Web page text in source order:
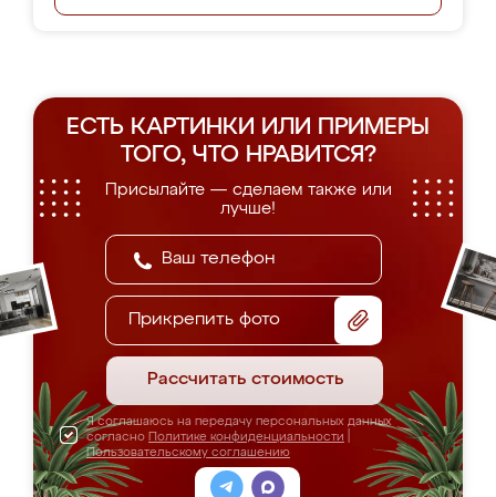
ЕСТЬ КАРТИНКИ ИЛИ ПРИМЕРЫ
ТОГО, ЧТО НРАВИТСЯ?
Присылайте — сделаем также или
лучше!
Прикрепить фото
Рассчитать стоимость
Я соглашаюсь на передачу персональных данных
согласно Политике конфиденциальности
Пользовательскому соглашению